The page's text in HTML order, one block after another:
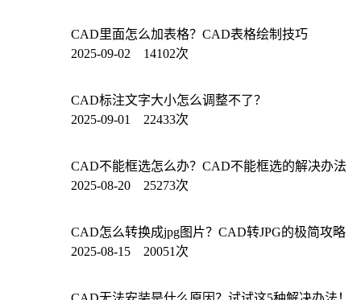
CAD里面怎么加表格？CAD表格绘制技巧
2025-09-02 14102次
CAD标注文字大小怎么调整不了？
2025-09-01 22433次
CAD不能框选怎么办？CAD不能框选的解决办法
2025-08-20 25273次
CAD怎么转换成jpg图片？CAD转JPG的极简攻略
2025-08-15 20051次